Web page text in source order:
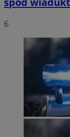
6